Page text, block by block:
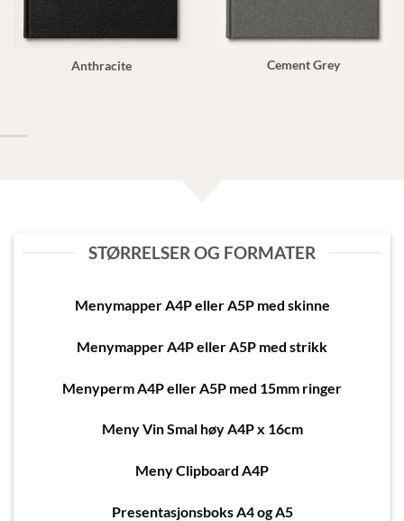
Anthracite Cement Grey
STØRRELSER OG FORMATER
Menymapper A4P eller A5P med skinne
Menymapper A4P eller A5P med strikk
Menyperm A4P eller A5P med 15mm ringer
Meny Vin Smal høy A4P x 16cm
Meny Clipboard A4P
Presentasjonsboks A4 og A5